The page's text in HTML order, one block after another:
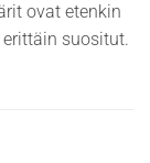
ovat etenkin
suositut.